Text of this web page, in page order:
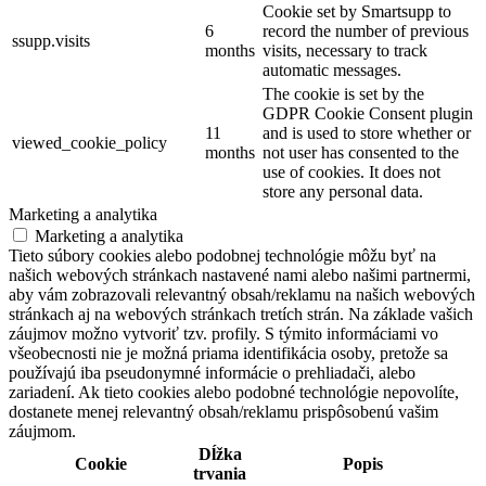
ssupp.visits
6
months
Cookie set by Smartsupp to
record the number of previous
visits, necessary to track
automatic messages.
viewed_cookie_policy
11
months
The cookie is set by the
GDPR Cookie Consent plugin
and is used to store whether or
not user has consented to the
use of cookies. It does not
store any personal data.
Marketing a analytika
Marketing a analytika
Tieto súbory cookies alebo podobnej technológie môžu byť na
našich webových stránkach nastavené nami alebo našimi partnermi,
aby vám zobrazovali relevantný obsah/reklamu na našich webových
stránkach aj na webových stránkach tretích strán. Na základe vašich
záujmov možno vytvoriť tzv. profily. S týmito informáciami vo
všeobecnosti nie je možná priama identifikácia osoby, pretože sa
používajú iba pseudonymné informácie o prehliadači, alebo
zariadení. Ak tieto cookies alebo podobné technológie nepovolíte,
dostanete menej relevantný obsah/reklamu prispôsobenú vašim
záujmom.
Cookie
Dĺžka
trvania
Popis